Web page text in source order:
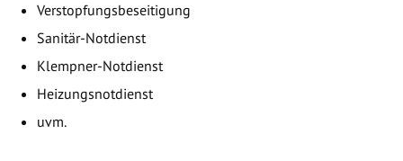
Verstopfungsbeseitigung
Sanitär-Notdienst
Klempner-Notdienst
Heizungsnotdienst
uvm.